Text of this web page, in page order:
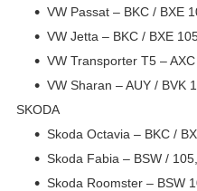
VW Passat – BKC / BXE
VW Jetta – BKC / BXE
VW Transporter T5 –
VW Sharan – AUY / BVK
SKODA
Skoda Octavia – BKC /
Skoda Fabia – BSW /
Skoda Roomster – BSW